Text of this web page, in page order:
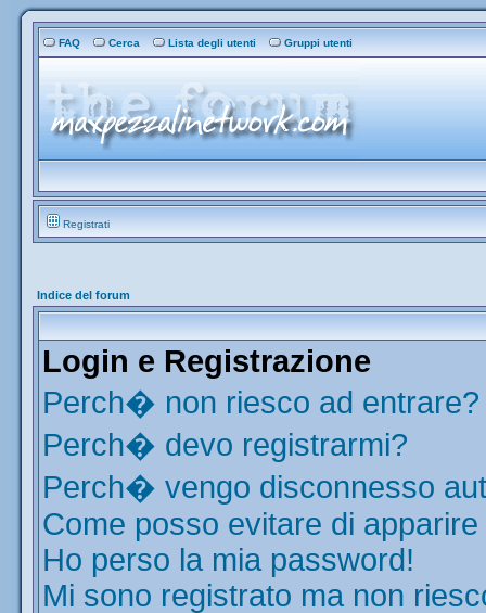
FAQ Cerca Lista degli utenti Gruppi utenti
Registrati
Indice del forum
Login e Registrazione
Perch� non riesco ad entrare?
Perch� devo registrarmi?
Perch� vengo disconnesso
Come posso evitare di
Ho perso la mia password!
Mi sono registrato ma non